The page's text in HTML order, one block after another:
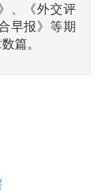
、《外交评
早报》等期
篇。